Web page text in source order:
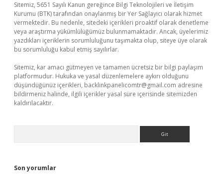
Sitemiz, 5651 Sayılı Kanun gereğince Bilgi Teknolojileri ve İletişim
Kurumu (BTK) tarafından onaylanmış bir Yer Sağlayıcı olarak hizmet
vermektedir. Bu nedenle, sitedeki içerikleri proaktif olarak denetleme
veya araştırma yükümlülüğümüz bulunmamaktadır. Ancak, üyelerimiz
yazdıkları içeriklerin sorumluluğunu taşımakta olup, siteye üye olarak
bu sorumluluğu kabul etmiş sayılırlar.
Sitemiz, kar amacı gütmeyen ve tamamen ücretsiz bir bilgi paylaşım
platformudur. Hukuka ve yasal düzenlemelere aykırı olduğunu
düşündüğünüz içerikleri, backlinkpanelicomtr@gmail.com adresine
bildirmeniz halinde, ilgili içerikler yasal süre içerisinde sitemizden
kaldırılacaktır.
Son yorumlar